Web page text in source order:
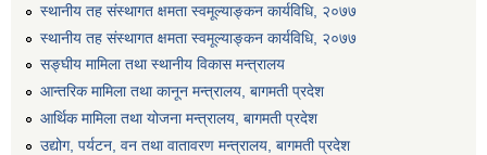
स्थानीय तह संस्थागत क्षमता स्वमूल्याङ्कन कार्यविधि, २०७७
स्थानीय तह संस्थागत क्षमता स्वमूल्याङ्कन कार्यविधि, २०७७
सङ्घीय मामिला तथा स्थानीय विकास मन्त्रालय
आन्तरिक मामिला तथा कानून मन्त्रालय, बागमती प्रदेश
आर्थिक मामिला तथा योजना मन्त्रालय, बागमती प्रदेश
उद्योग, पर्यटन, वन तथा वातावरण मन्त्रालय, बागमती प्रदेश